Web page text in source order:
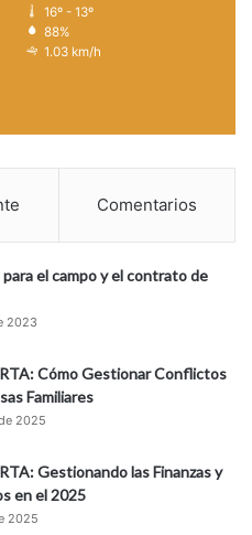
16º - 13º
88%
1.03 km/h
Comentarios
el campo y el contrato de
2023
Cómo Gestionar Conflictos
Familiares
2025
Gestionando las Finanzas y
en el 2025
2025